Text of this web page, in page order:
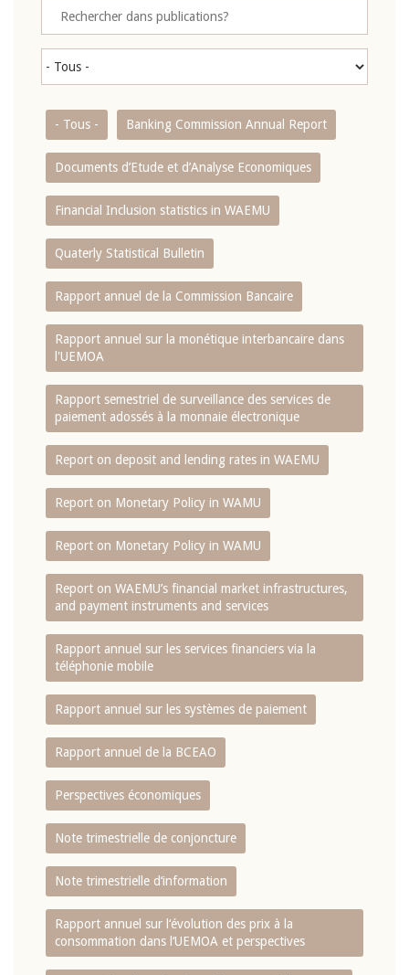
- Tous - Banking Commission Annual Report
Documents d’Etude et d’Analyse Economiques
Financial Inclusion statistics in WAEMU
Quaterly Statistical Bulletin
Rapport annuel de la Commission Bancaire
Rapport annuel sur la monétique interbancaire dans
l'UEMOA
Rapport semestriel de surveillance des services de
paiement adossés à la monnaie électronique
Report on deposit and lending rates in WAEMU
Report on Monetary Policy in WAMU
Report on Monetary Policy in WAMU
Report on WAEMU’s financial market infrastructures,
and payment instruments and services
Rapport annuel sur les services financiers via la
téléphonie mobile
Rapport annuel sur les systèmes de paiement
Rapport annuel de la BCEAO
Perspectives économiques
Note trimestrielle de conjoncture
Note trimestrielle d‘information
Rapport annuel sur l‘évolution des prix à la
consommation dans l‘UEMOA et perspectives